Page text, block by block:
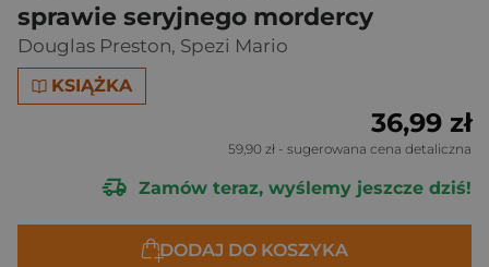
sprawie seryjnego mordercy
Douglas Preston, Spezi Mario
KSIĄŻKA
36,99 zł
59,90 zł - sugerowana cena detaliczna
Zamów teraz, wyślemy jeszcze dziś!
DODAJ DO KOSZYKA